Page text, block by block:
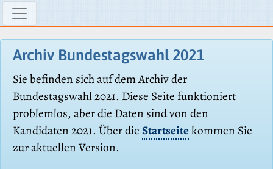
Archiv Bundestagswahl 2021
Sie befinden sich auf dem Archiv der
Bundestagswahl 2021. Diese Seite funktioniert
problemlos, aber die Daten sind von den
Kandidaten 2021. Über dieStartseitekommen Sie
zur aktuellen Version.